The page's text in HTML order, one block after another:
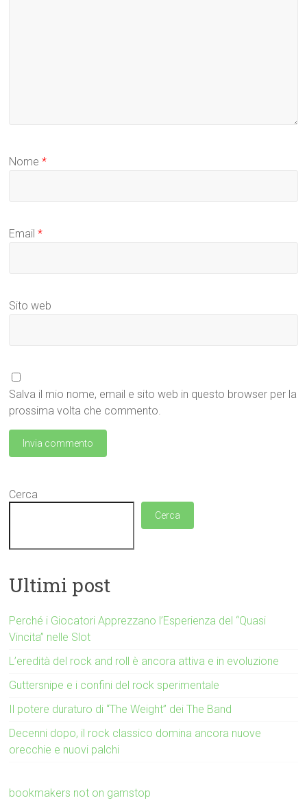
Nome*
Email*
Sito web
Salva il mio nome, email e sito web in questo browser per la
prossima volta che commento.
Cerca
Cerca
Ultimi post
Perché i Giocatori Apprezzano l’Esperienza del “Quasi
Vincita” nelle Slot
L’eredità del rock and roll è ancora attiva e in evoluzione
Guttersnipe e i confini del rock sperimentale
Il potere duraturo di “The Weight” dei The Band
Decenni dopo, il rock classico domina ancora nuove
orecchie e nuovi palchi
bookmakers not on gamstop